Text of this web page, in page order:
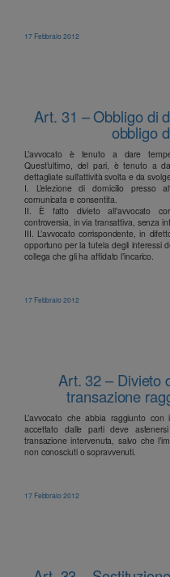
17 Febbraio 2012
Art. 31 – Obbligo di
obbligo
L’avvocato è tenuto a dare
Quest’ultimo, del pari, è tenuto a
dettagliate sull’attività svolta e da
I. L’elezione di domicilio presso
comunicata e consentita.
II. È fatto divieto all’avvocato
controversia, in via transattiva, senza
III. L’avvocato corrispondente, in
opportuno per la tutela degli interessi
collega che gli ha affidato l’incarico.
17 Febbraio 2012
Art. 32 – Divieto
transazione
L’avvocato che abbia raggiunto
accettato dalle parti deve
transazione intervenuta, salvo che
non conosciuti o sopravvenuti.
17 Febbraio 2012